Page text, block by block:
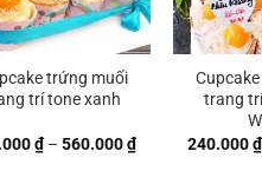
trứng muối
trí tone xanh
₫ – 560.000₫Khoảng
giá:
trang
240.000₫